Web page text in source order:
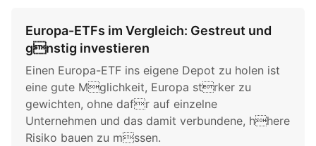
Europa-ETFs im Vergleich: Gestreut und
gnstig investieren
Einen Europa-ETF ins eigene Depot zu holen ist
eine gute Mglichkeit, Europa strker zu
gewichten, ohne dafr auf einzelne
Unternehmen und das damit verbundene, hhere
Risiko bauen zu mssen.